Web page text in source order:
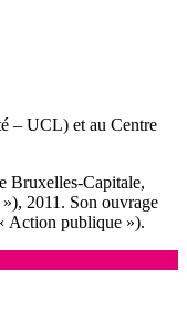
– UCL) et au Centre
Bruxelles-Capitale,
2011. Son ouvrage
Action publique »).